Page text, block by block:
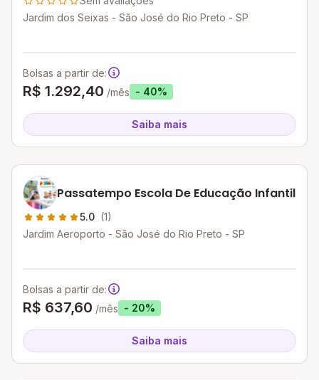
Jardim dos Seixas - São José do Rio Preto - SP
Bolsas a partir de:
R$ 1.292,40 /mês - 40%
Saiba mais
Passatempo Escola De Educação Infantil
5.0 (1)
Jardim Aeroporto - São José do Rio Preto - SP
Bolsas a partir de:
R$ 637,60 /mês - 20%
Saiba mais